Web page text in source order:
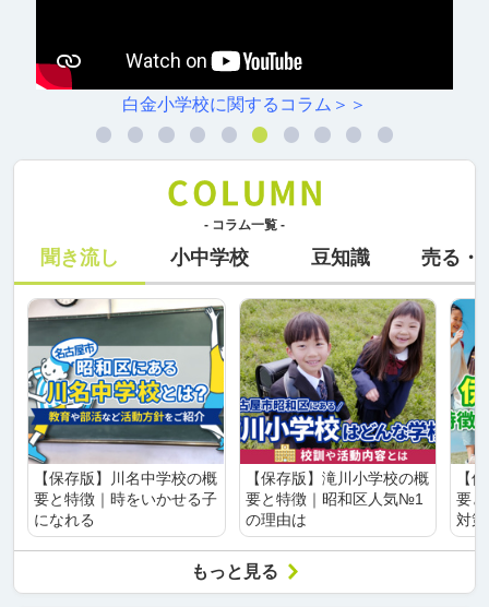
白金小学校に関するコラム＞＞
- コラム一覧 -
聞き流し 小中学校 豆知識 売る・
【保存版】川名中学校の概
要と特徴｜時をいかせる子
になれる
【保存版】滝川小学校の概
要と特徴｜昭和区人気№1
の理由は
【
要
対
もっと見る